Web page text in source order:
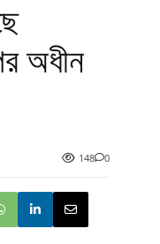
অধীন
148
0